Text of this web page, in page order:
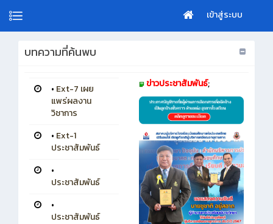
เข้าสู่ระบบ
บทความที่ค้นพบ
• Ext-7 เผย
แพร่ผลงาน
วิชาการ
• Ext-1
ประชาสัมพันธ์
•
ประชาสัมพันธ์
•
ประชาสัมพันธ์
ข่าวประชาสัมพันธ์;